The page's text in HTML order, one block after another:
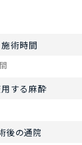
施術時間
する麻酔
後の通院